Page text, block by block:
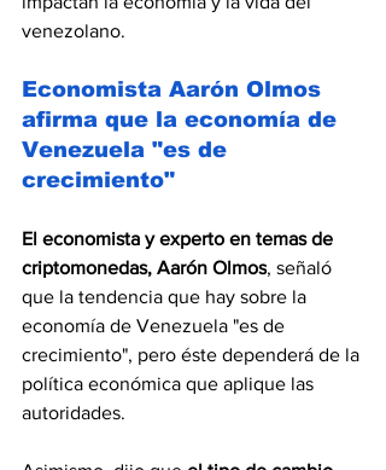
venezolano.
Economista Aarón Olmos
afirma que la economía de
Venezuela "es de
crecimiento"
El economista y experto en temas de
criptomonedas, Aarón Olmos, señaló
que la tendencia que hay sobre la
economía de Venezuela "es de
crecimiento", pero éste dependerá de la
política económica que aplique las
autoridades.